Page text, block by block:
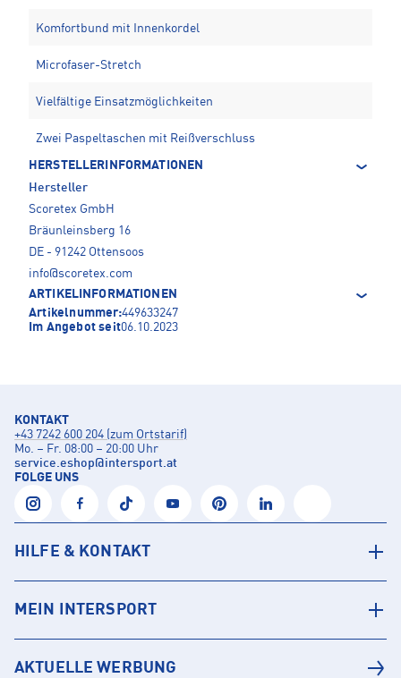
Komfortbund mit Innenkordel
Microfaser-Stretch
Vielfältige Einsatzmöglichkeiten
Zwei Paspeltaschen mit Reißverschluss
HERSTELLERINFORMATIONEN
Hersteller
Scoretex GmbH
Bräunleinsberg 16
DE - 91242 Ottensoos
info@scoretex.com
ARTIKELINFORMATIONEN
Artikelnummer:449633247
Im Angebot seit06.10.2023
KONTAKT
+43 7242 600 204 (zum Ortstarif)
Mo. – Fr. 08:00 – 20:00 Uhr
service.eshop@intersport.at
FOLGE UNS
HILFE & KONTAKT
MEIN INTERSPORT
AKTUELLE WERBUNG